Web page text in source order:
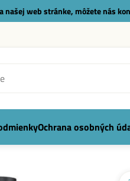
našej web stránke, môžete nás
Ochrana osobných